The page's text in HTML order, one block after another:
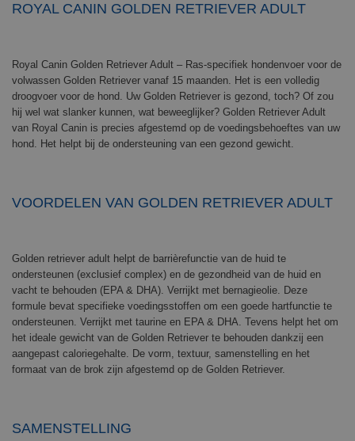
ROYAL CANIN GOLDEN RETRIEVER ADULT
Royal Canin Golden Retriever Adult – Ras-specifiek hondenvoer voor de
volwassen Golden Retriever vanaf 15 maanden. Het is een volledig
droogvoer voor de hond. Uw Golden Retriever is gezond, toch? Of zou
hij wel wat slanker kunnen, wat beweeglijker? Golden Retriever Adult
van Royal Canin is precies afgestemd op de voedingsbehoeftes van uw
hond. Het helpt bij de ondersteuning van een gezond gewicht.
VOORDELEN VAN GOLDEN RETRIEVER ADULT
Golden retriever adult helpt de barrièrefunctie van de huid te
ondersteunen (exclusief complex) en de gezondheid van de huid en
vacht te behouden (EPA & DHA). Verrijkt met bernagieolie. Deze
formule bevat specifieke voedingsstoffen om een goede hartfunctie te
ondersteunen. Verrijkt met taurine en EPA & DHA. Tevens helpt het om
het ideale gewicht van de Golden Retriever te behouden dankzij een
aangepast caloriegehalte. De vorm, textuur, samenstelling en het
formaat van de brok zijn afgestemd op de Golden Retriever.
SAMENSTELLING